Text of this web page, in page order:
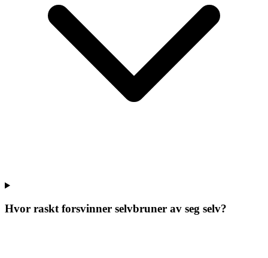
Hvor raskt forsvinner selvbruner av seg selv?